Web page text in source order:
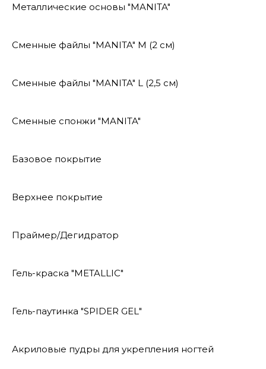
Металлические основы "MANITA"
Сменные файлы "MANITA" М (2 см)
Сменные файлы "MANITA" L (2,5 см)
Сменные спонжи "MANITA"
Базовое покрытие
Верхнее покрытие
Праймер/Дегидратор
Гель-краска "METALLIC"
Гель-паутинка "SPIDER GEL"
Акриловые пудры для укрепления ногтей